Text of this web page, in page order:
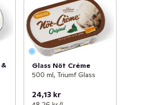
Glass Nöt Créme
500 ml, Triumf Glass
24,13 kr